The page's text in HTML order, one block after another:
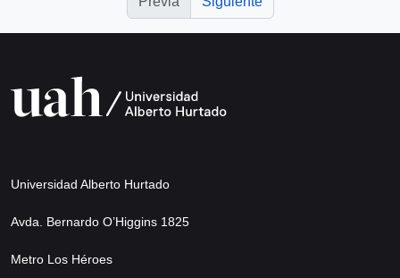
Universidad Alberto Hurtado
Avda. Bernardo O’Higgins 1825
Metro Los Héroes